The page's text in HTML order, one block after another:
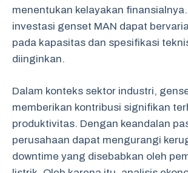
menentukan kelayakan
investasi genset MAN dapat
pada kapasitas dan spesifikasi
diinginkan.
Dalam konteks sektor industri,
memberikan kontribusi signifikan
produktivitas. Dengan keandalan
perusahaan dapat mengurangi
downtime yang disebabkan oleh